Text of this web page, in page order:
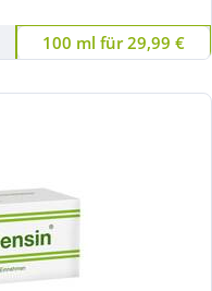
100 ml für 29,99 €